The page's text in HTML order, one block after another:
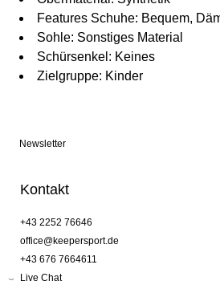
Features Schuhe: Bequem,
Sohle: Sonstiges Material
Schürsenkel: Keines
Zielgruppe: Kinder
Newsletter
Kontakt
+43 2252 76646
office@keepersport.de
+43 676 7664611
Live Chat